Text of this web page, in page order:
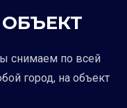
снимаем по всей
город, на объект